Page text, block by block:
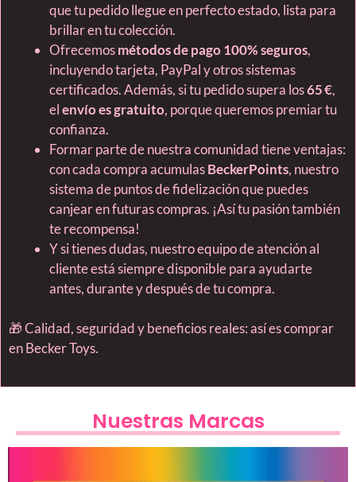
que tu pedido llegue en perfecto estado, lista para
brillar en tu colección.
Ofrecemosmétodos de pago 100% seguros,
incluyendo tarjeta, PayPal y otros sistemas
certificados. Además, si tu pedido supera los65 €,
elenvío es gratuito, porque queremos premiar tu
confianza.
Formar parte de nuestra comunidad tiene ventajas:
con cada compra acumulasBeckerPoints, nuestro
sistema de puntos de fidelización que puedes
canjear en futuras compras. ¡Así tu pasión también
te recompensa!
Y si tienes dudas, nuestro equipo de atención al
cliente está siempre disponible para ayudarte
antes, durante y después de tu compra.
🎁 Calidad, seguridad y beneficios reales: así es comprar
en Becker Toys.
Nuestras Marcas